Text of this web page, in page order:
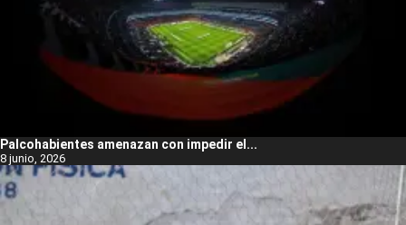
Palcohabientes amenazan con impedir el...
8 junio, 2026